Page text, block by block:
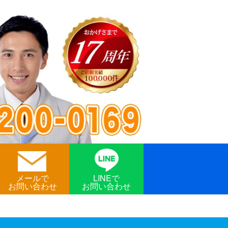
メールで
お問い合わせ
LINEで
お問い合わせ